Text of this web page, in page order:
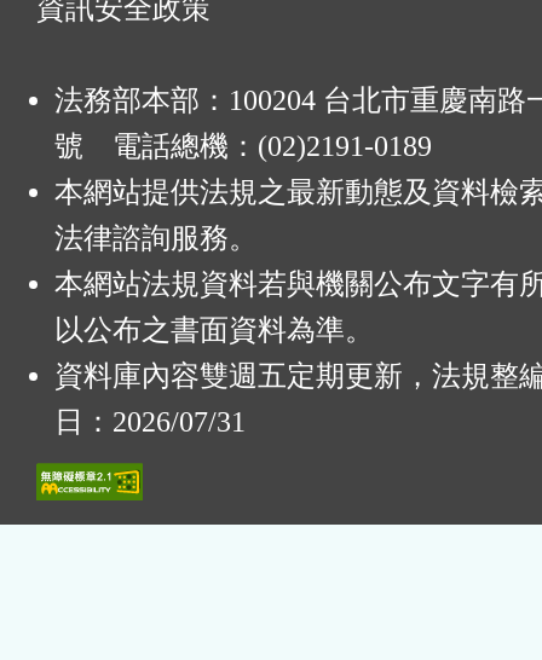
資訊安全政策
法務部本部：100204 台北市重慶南路
號 電話總機：(02)2191-0189
本網站提供法規之最新動態及資料檢
法律諮詢服務。
本網站法規資料若與機關公布文字有
以公布之書面資料為準。
資料庫內容雙週五定期更新，法規整
日：2026/07/31